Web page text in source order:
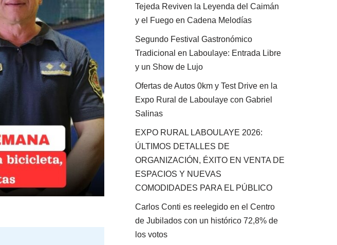
Tejeda Reviven la Leyenda del Caimán
y el Fuego en Cadena Melodías
Segundo Festival Gastronómico
Tradicional en Laboulaye: Entrada Libre
y un Show de Lujo
Ofertas de Autos 0km y Test Drive en la
Expo Rural de Laboulaye con Gabriel
Salinas
EXPO RURAL LABOULAYE 2026:
ÚLTIMOS DETALLES DE
ORGANIZACIÓN, ÉXITO EN VENTA DE
ESPACIOS Y NUEVAS
COMODIDADES PARA EL PÚBLICO
Carlos Conti es reelegido en el Centro
de Jubilados con un histórico 72,8% de
los votos